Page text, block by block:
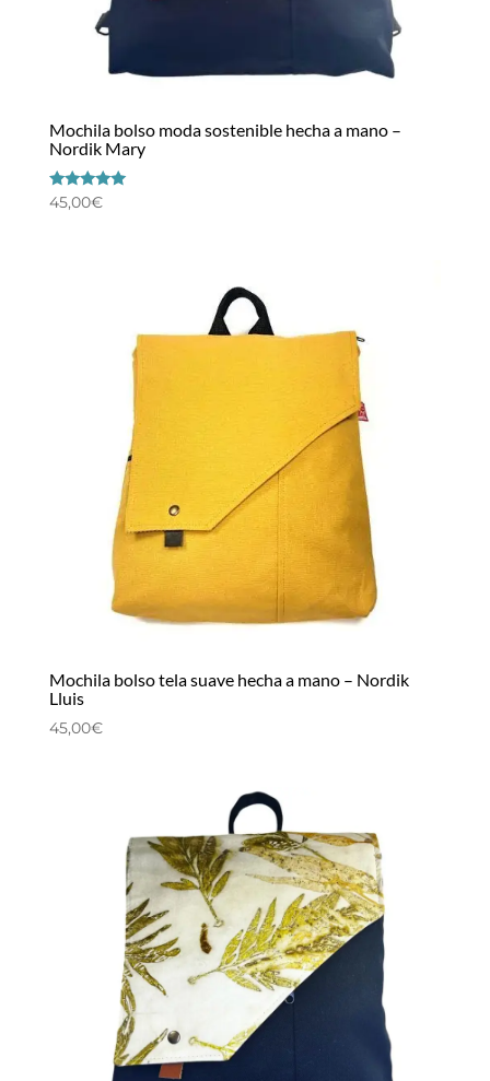
Mochila bolso moda sostenible hecha a mano –
Nordik Mary
Valorado
con
45,00€
Mochila bolso tela suave hecha a mano – Nordik
Lluis
45,00€